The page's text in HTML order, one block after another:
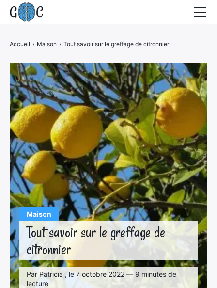
Maison
Tout savoir sur le greffage de
citronnier
Par Patricia , le 7 octobre 2022 — 9 minutes de
lecture
Accueil › Maison › Tout savoir sur le greffage de citronnier
Contact